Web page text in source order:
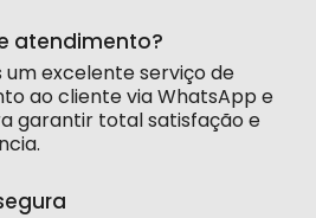
atendimento?
um excelente serviço de
ao cliente via WhatsApp e
garantir total satisfação e